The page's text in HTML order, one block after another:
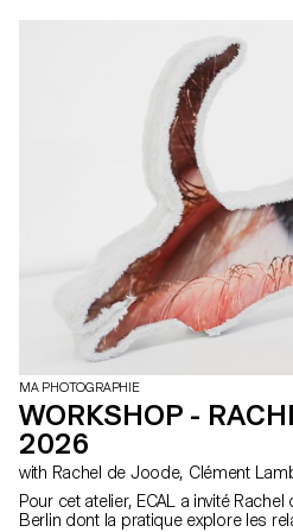
MA PHOTOGRAPHIE
WORKSHOP -
2026
with Rachel de Joode, Clément
Pour cet atelier, ECAL a invité
Berlin dont la pratique explore les